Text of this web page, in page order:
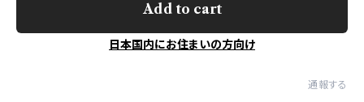
Add to cart
日本国内にお住まいの方向け
通報する